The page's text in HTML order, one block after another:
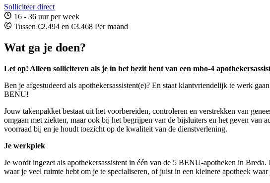
Solliciteer direct
16 - 36 uur per week
Tussen €2.494 en €3.468 Per maand
Wat ga je doen?
Let op! Alleen solliciteren als je in het bezit bent van een mbo-4
Ben je afgestudeerd als apothekersassistent(e)? En staat klantvriendelijk te werk
BENU!
Jouw takenpakket bestaat uit het voorbereiden, controleren en verstrekken van
omgaan met ziekten, maar ook bij het begrijpen van de bijsluiters en het geven van
voorraad bij en je houdt toezicht op de kwaliteit van de dienstverlening.
Je werkplek
Je wordt ingezet als apothekersassistent in één van de 5 BENU-apotheken in
waar je veel ruimte hebt om je te specialiseren, of juist in een kleinere apotheek